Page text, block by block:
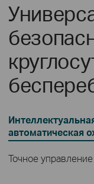
автоматическая
Точное управление